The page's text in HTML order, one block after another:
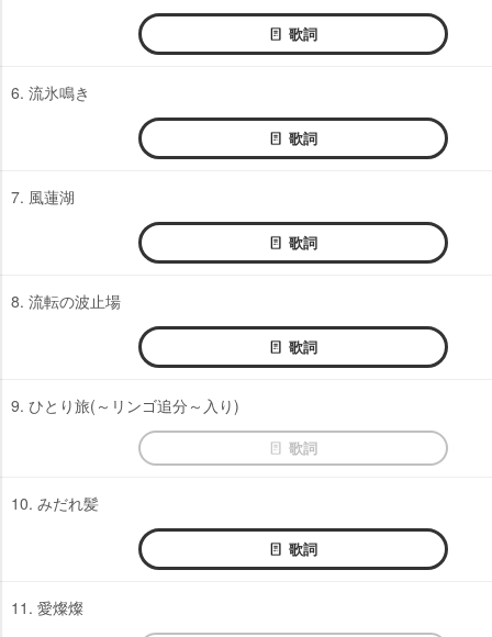
歌詞
6. 流氷鳴き
歌詞
7. 風蓮湖
歌詞
8. 流転の波止場
歌詞
9. ひとり旅(～リンゴ追分～入り)
歌詞
10. みだれ髪
歌詞
11. 愛燦燦